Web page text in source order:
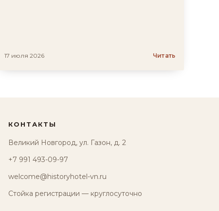
17 июля 2026 Читать
КОНТАКТЫ
Великий Новгород, ул. Газон, д. 2
+7 991 493-09-97
welcome@historyhotel-vn.ru
Стойка регистрации — круглосуточно